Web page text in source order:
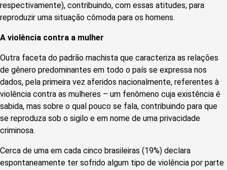
respectivamente), contribuindo, com essas atitudes, para
reproduzir uma situação cômoda para os homens.
A violência contra a mulher
Outra faceta do padrão machista que caracteriza as relações
de gênero predominantes em todo o país se expressa nos
dados, pela primeira vez aferidos nacionalmente, referentes à
violência contra as mulheres – um fenômeno cuja existência é
sabida, mas sobre o qual pouco se fala, contribuindo para que
se reproduza sob o sigilo e em nome de uma privacidade
criminosa.
Cerca de uma em cada cinco brasileiras (19%) declara
espontaneamente ter sofrido algum tipo de violência por parte